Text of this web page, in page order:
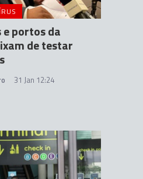
portos da
de testar
31 Jan 12:24